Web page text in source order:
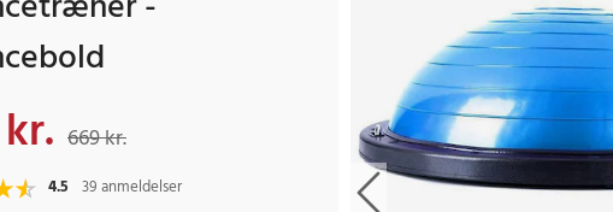
pris
669 kr.
4.5 39 anmeldelser